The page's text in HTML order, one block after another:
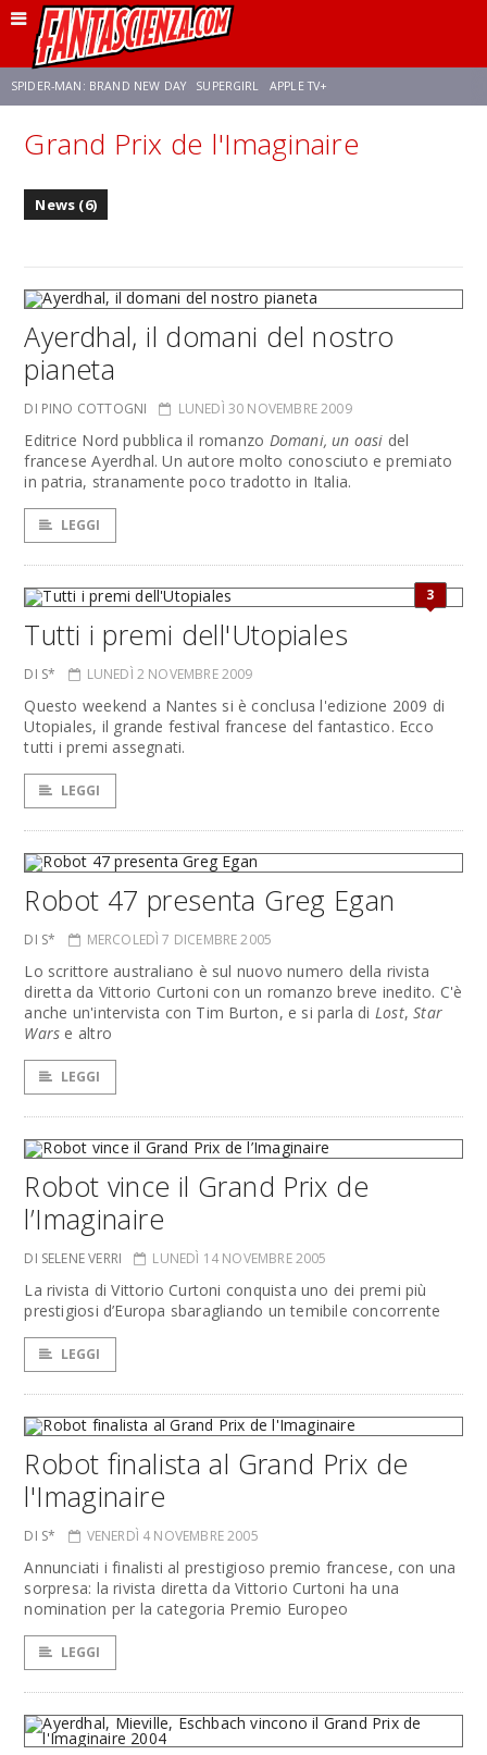
SPIDER-MAN: BRAND NEW DAY SUPERGIRL APPLE TV+
FRANCO RICCIARDIELLO ZENDAYA STAR TREK AVENGERS: DOOMSDAY
Grand Prix de l'Imaginaire
News (6)
Ayerdhal, il domani del nostro
pianeta
DI PINO COTTOGNI LUNEDÌ 30 NOVEMBRE 2009
Editrice Nord pubblica il romanzo Domani, un oasi del
francese Ayerdhal. Un autore molto conosciuto e premiato
in patria, stranamente poco tradotto in Italia.
LEGGI
3
Tutti i premi dell'Utopiales
DI S* LUNEDÌ 2 NOVEMBRE 2009
Questo weekend a Nantes si è conclusa l'edizione 2009 di
Utopiales, il grande festival francese del fantastico. Ecco
tutti i premi assegnati.
LEGGI
Robot 47 presenta Greg Egan
DI S* MERCOLEDÌ 7 DICEMBRE 2005
Lo scrittore australiano è sul nuovo numero della rivista
diretta da Vittorio Curtoni con un romanzo breve inedito. C'è
anche un'intervista con Tim Burton, e si parla di Lost,Star
Wars e altro
LEGGI
Robot vince il Grand Prix de
l’Imaginaire
DI SELENE VERRI LUNEDÌ 14 NOVEMBRE 2005
La rivista di Vittorio Curtoni conquista uno dei premi più
prestigiosi d’Europa sbaragliando un temibile concorrente
LEGGI
Robot finalista al Grand Prix de
l'Imaginaire
DI S* VENERDÌ 4 NOVEMBRE 2005
Annunciati i finalisti al prestigioso premio francese, con una
sorpresa: la rivista diretta da Vittorio Curtoni ha una
nomination per la categoria Premio Europeo
LEGGI